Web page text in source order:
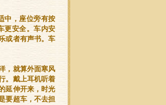
中，座位旁有按
更安全。车内安
或者有声书。车
，就算外面寒风
。戴上耳机听着
延伸开来，时光
要超车，不去担